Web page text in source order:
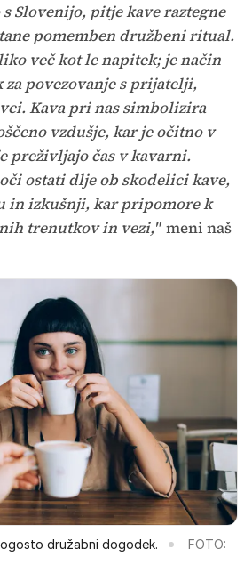
Slovenijo, pitje kave raztegne
pomemben družbeni ritual.
več kot le napitek; je način
povezovanje s prijatelji,
Kava pri nas simbolizira
vzdušje, kar je očitno v
preživljajo čas v kavarni.
ostati dlje ob skodelici kave,
in izkušnji, kar pripomore k
trenutkov in vezi," meni naš
družabni dogodek.
FOTO: